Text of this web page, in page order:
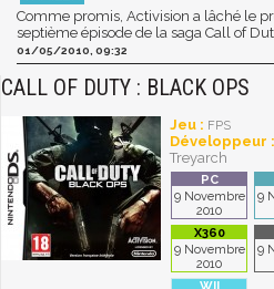
Comme promis, Activision a lâché le
septième épisode de la saga Call of
01/05/2010, 09:32
CALL OF DUTY : BLACK OPS
Jeu : FPS
Développeur :
Treyarch
9 Novembre
2010
9
9 Novembre
2010
9